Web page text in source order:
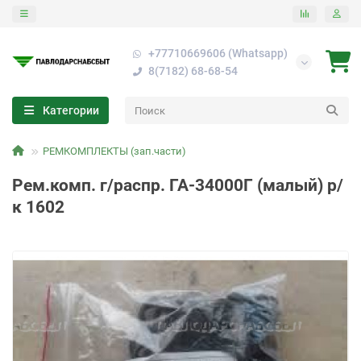
+77710669606 (Whatsapp)
8(7182) 68-68-54
Категории
РЕМКОМПЛЕКТЫ (зап.части)
Рем.комп. г/распр. ГА-34000Г (малый) р/
к 1602